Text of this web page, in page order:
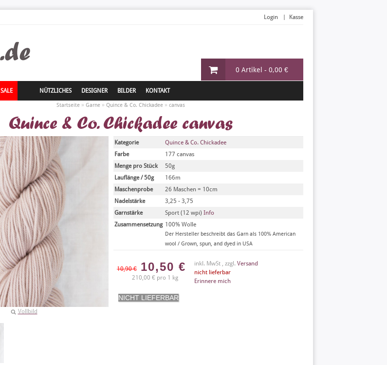
0 Artikel - 0,00 €
Login Kasse
SALE NÜTZLICHES DESIGNER BILDER KONTAKT
Startseite » Garne » Quince & Co. Chickadee » canvas
Quince & Co. Chickadee canvas
Vollbild
Kategorie
Quince & Co. Chickadee
Farbe
177 canvas
Menge pro Stück
50g
Lauflänge / 50g
166m
Maschenprobe
26 Maschen = 10cm
Nadelstärke
3,25 - 3,75
Garnstärke
Sport (12 wpi) Info
Zusammensetzung 100% Wolle
Der Hersteller beschreibt das Garn als 100% American
wool / Grown, spun, and dyed in USA
10,90 € 10,50 €
210,00 € pro 1 kg
inkl. MwSt , zzgl. Versand
nicht lieferbar
Erinnere mich